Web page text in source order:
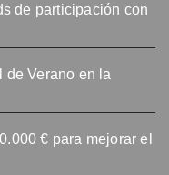
de participación con
de Verano en la
€ para mejorar el